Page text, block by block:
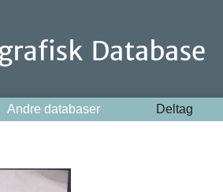
Andre databaser Deltag